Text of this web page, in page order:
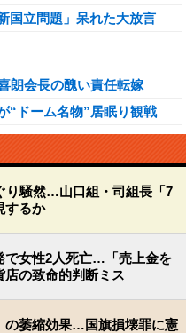
国立問題」呆れた大放言
朗会長の醜い責任転嫁
“ドーム名物”居眠り観戦
り騒然…山口組・司組長「7
するか
で女性2人死亡…「売上金を
の致命的判断ミス
の萎縮効果…国旗損壊罪に憲